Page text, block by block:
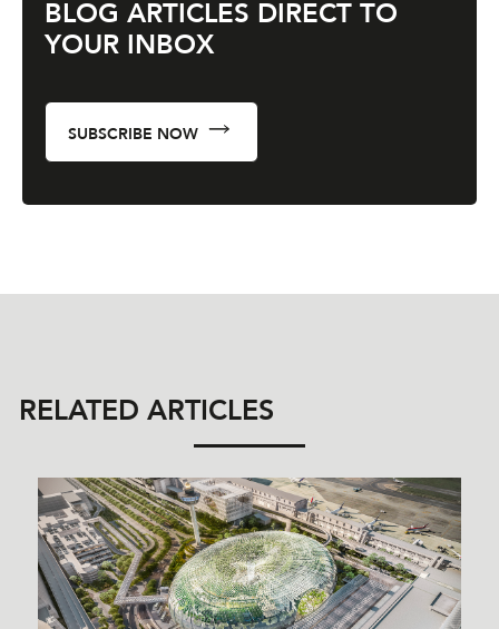
BLOG ARTICLES DIRECT TO
YOUR INBOX
SUBSCRIBE NOW
RELATED ARTICLES